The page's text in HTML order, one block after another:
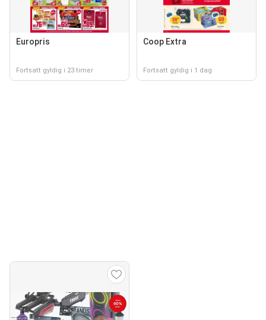
Europris
Fortsatt gyldig i 23 timer
Coop Extra
Fortsatt gyldig i 1 dag